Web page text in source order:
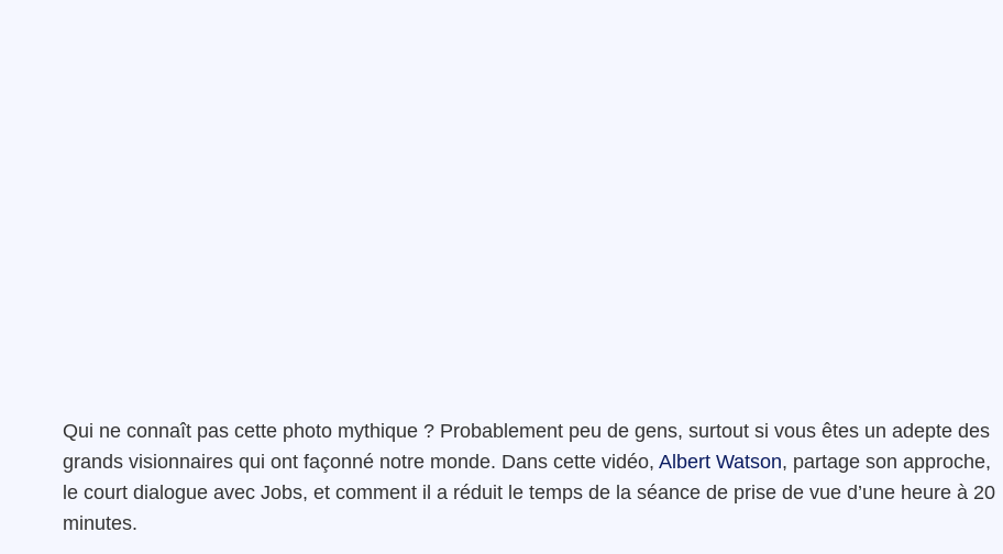
Qui ne connaît pas cette photo mythique ? Probablement peu de gens, surtout si vous êtes un adepte des
grands visionnaires qui ont façonné notre monde. Dans cette vidéo, Albert Watson, partage son approche,
le court dialogue avec Jobs, et comment il a réduit le temps de la séance de prise de vue d’une heure à 20
minutes.